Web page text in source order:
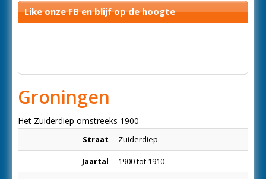
Like onze FB en blijf op de hoogte
Groningen
Het Zuiderdiep omstreeks 1900
Straat Zuiderdiep
Jaartal 1900 tot 1910